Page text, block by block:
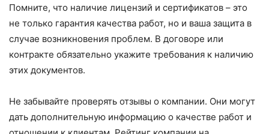
Помните, что наличие лицензий и сертификатов – это
не только гарантия качества работ, но и ваша защита в
случае возникновения проблем. В договоре или
контракте обязательно укажите требования к наличию
этих документов.
Не забывайте проверять отзывы о компании. Они могут
дать дополнительную информацию о качестве работ и